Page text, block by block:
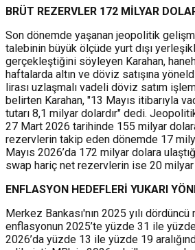
BRÜT REZERVLER 172 MİLYAR
Son dönemde yaşanan jeopolitik
talebinin büyük ölçüde yurt dışı
gerçekleştiğini söyleyen Karahan,
haftalarda altın ve döviz satışına
lirası uzlaşmalı vadeli döviz satım
belirten Karahan, "13 Mayıs itibarıyla
tutarı 8,1 milyar dolardır" dedi.
27 Mart 2026 tarihinde 155 milyar
rezervlerin takip eden dönemde 17
Mayıs 2026’da 172 milyar dolara
swap hariç net rezervlerin ise 20 milyar
ENFLASYON HEDEFLERİ YUKARI
Merkez Bankası'nın 2025 yılı
enflasyonun 2025’te yüzde 31 ile yüzde
2026’da yüzde 13 ile yüzde 19